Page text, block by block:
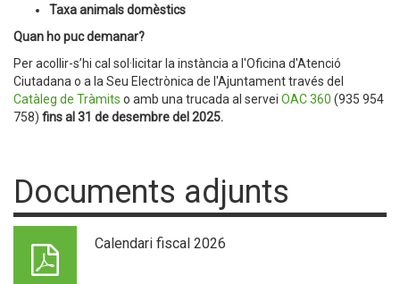
Taxa animals domèstics
Quan ho puc demanar?
Per acollir-s’hi cal sol·licitar la instància a l'Oficina d'Atenció
Ciutadana o a la Seu Electrònica de l'Ajuntament través del
Catàleg de Tràmits o amb una trucada al servei OAC 360 (935 954
758) fins al 31 de desembre del 2025.
Documents adjunts
Calendari fiscal 2026